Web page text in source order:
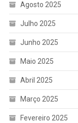
Agosto 2025
Julho 2025
Junho 2025
Maio 2025
Abril 2025
Março 2025
Fevereiro 2025